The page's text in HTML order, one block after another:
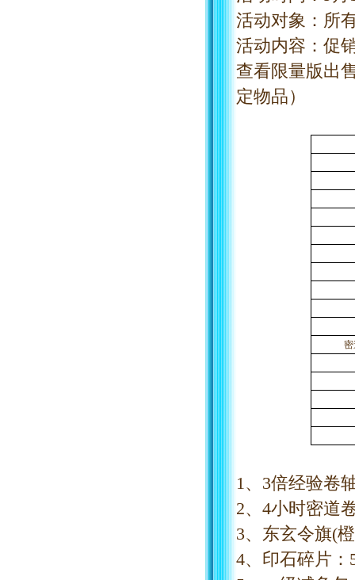
活动对象：所
活动内容：促
查看限量版出
定物品）
1、3倍经验卷
2、4小时密道
3、东玄令旗(
4、印石碎片